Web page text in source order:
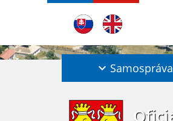
Samospráva